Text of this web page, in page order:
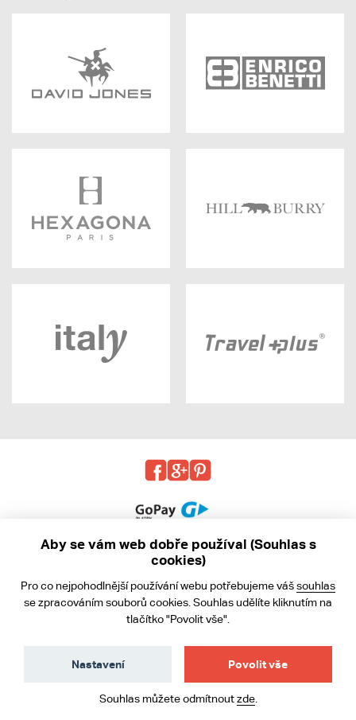
Obchodní podmínky
Ochrana osobních údajů
Aby se vám web dobře používal (Souhlas s
cookies)
Pro co nejpohodlnější používání webu potřebujeme vášsouhlas
se zpracováním souborů cookies. Souhlas udělíte kliknutím na
tlačítko "Povolit vše".
Povolit vše
Nastavení
Souhlas můžete odmítnoutzde.